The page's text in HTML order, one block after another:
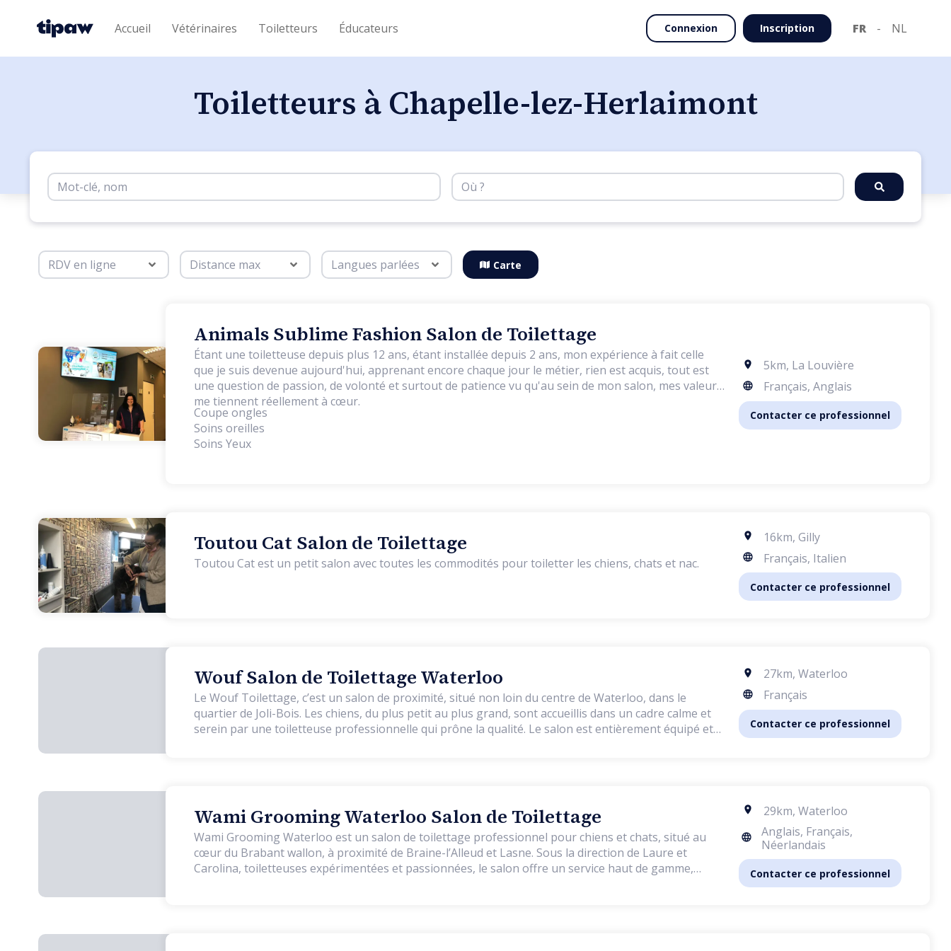
Accueil Vétérinaires Toiletteurs Éducateurs Connexion Inscription FR - NL
Toiletteurs à Chapelle-lez-Herlaimont
Carte
Animals Sublime Fashion Salon de Toilettage
Étant une toiletteuse depuis plus 12 ans, étant installée depuis 2 ans, mon expérience à fait celle
que je suis devenue aujourd'hui, apprenant encore chaque jour le métier, rien est acquis, tout est
une question de passion, de volonté et surtout de patience vu qu'au sein de mon salon, mes valeurs
me tiennent réellement à cœur.
Coupe ongles
Soins oreilles
Soins Yeux
5km, La Louvière
Français, Anglais
Contacter ce professionnel
Toutou Cat Salon de Toilettage
Toutou Cat est un petit salon avec toutes les commodités pour toiletter les chiens, chats et nac.
16km, Gilly
Français, Italien
Contacter ce professionnel
Wouf Salon de Toilettage Waterloo
Le Wouf Toilettage, c’est un salon de proximité, situé non loin du centre de Waterloo, dans le
quartier de Joli-Bois. Les chiens, du plus petit au plus grand, sont accueillis dans un cadre calme et
serein par une toiletteuse professionnelle qui prône la qualité. Le salon est entièrement équipé et
27km, Waterloo
Français
Contacter ce professionnel
Wami Grooming Waterloo Salon de Toilettage
Wami Grooming Waterloo est un salon de toilettage professionnel pour chiens et chats, situé au
cœur du Brabant wallon, à proximité de Braine-l’Alleud et Lasne. Sous la direction de Laure et
Carolina, toiletteuses expérimentées et passionnées, le salon offre un service haut de gamme,
29km, Waterloo
Anglais, Français,
Néerlandais
Contacter ce professionnel